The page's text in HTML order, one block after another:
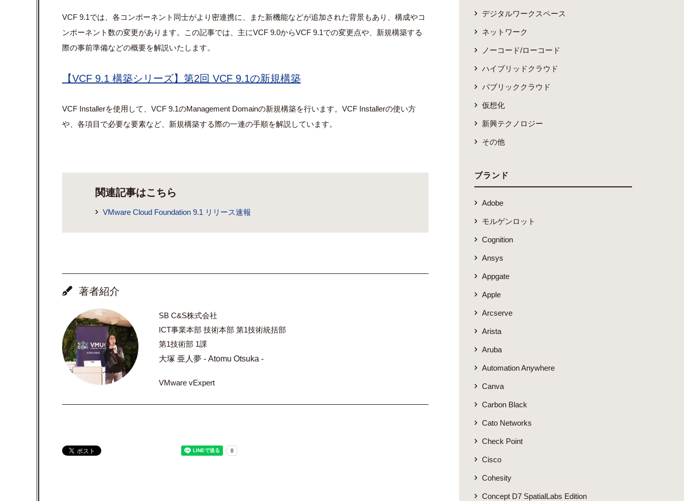
VCF 9.1では、各コンポーネント同士がより密連携に、また新機能などが追加された背景もあり、構成やコ
ンポーネント数の変更があります。この記事では、主にVCF 9.0からVCF 9.1での変更点や、新規構築する
際の事前準備などの概要を解説いたします。
【VCF 9.1 構築シリーズ】第2回 VCF 9.1の新規構築
VCF Installerを使用して、VCF 9.1のManagement Domainの新規構築を行います。 VCF Installerの使い方
や、各項目で必要な要素など、新規構築する際の一連の手順を解説しています。
関連記事はこちら
VMware Cloud Foundation 9.1 リリース速報
著者紹介
SB C&S株式会社
ICT事業本部 技術本部 第1技術統括部
第1技術部 1課
大塚 亜人夢 - Atomu Otsuka -
VMware vExpert
デジタルワークスペース
ネットワーク
ノーコード/ローコード
ハイブリッドクラウド
パブリッククラウド
仮想化
新興テクノロジー
その他
ブランド
Adobe
モルゲンロット
Cognition
Ansys
Appgate
Apple
Arcserve
Arista
Aruba
Automation Anywhere
Canva
Carbon Black
Cato Networks
Check Point
Cisco
Cohesity
Concept D7 SpatialLabs Edition